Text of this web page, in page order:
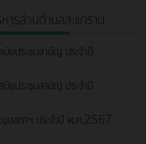
ารส่วนตำบลสะแกราบ
ยประชุมสามัญ ประจำปี
ยประชุมสามัญ ประจำปี
ะชุมสภาฯ ประจำปี พ.ศ.2567